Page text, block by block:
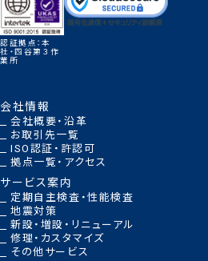
認証拠点：本
社・四谷第３作
業所
会社情報
会社概要・沿革
お取引先一覧
ISO認証・許認可
拠点一覧・アクセス
サービス案内
定期自主検査・性能検査
地震対策
新設・増設・リニューアル
修理・カスタマイズ
その他サービス